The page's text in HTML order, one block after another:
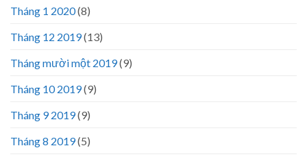
Tháng 1 2020(8)
Tháng 12 2019(13)
Tháng mười một 2019(9)
Tháng 10 2019(9)
Tháng 9 2019(9)
Tháng 8 2019(5)